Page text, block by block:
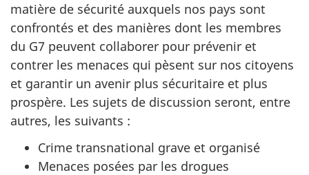
matière de sécurité auxquels nos pays sont
confrontés et des manières dont les membres
du G7 peuvent collaborer pour prévenir et
contrer les menaces qui pèsent sur nos citoyens
et garantir un avenir plus sécuritaire et plus
prospère. Les sujets de discussion seront, entre
autres, les suivants :
Crime transnational grave et organisé
Menaces posées par les drogues